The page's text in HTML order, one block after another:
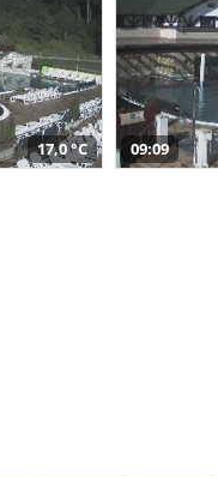
17,0 °C 09:09